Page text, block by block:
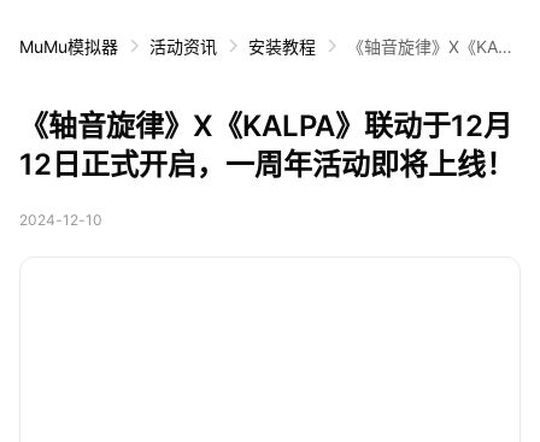
MuMu模拟器 活动资讯 安装教程
《轴音旋律》X《KALP
将上线！
《轴音旋律》X《KALPA》联动于12月
12日正式开启，一周年活动即将上线！
2024-12-10